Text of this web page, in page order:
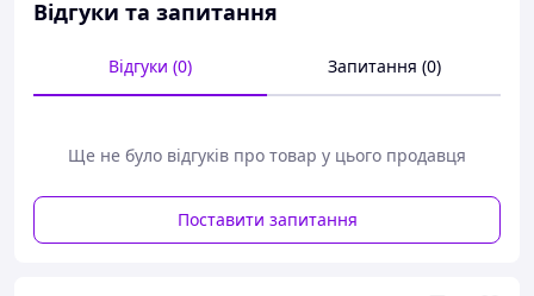
для максимальної безпеки завжди
увага: крутний момент, що додається, повинен
бути обмежений найменшим приводом,
Квадратний розмір внутрішньої частини:3/4",
матеріал:високоякісна легована сталь,
фосфатування,
загальна довжина:56.6 мм,
Відгуки та запитання
Відгуки (0) Запитання (0)
Ще не було відгуків про товар у цього продавця
Поставити запитання